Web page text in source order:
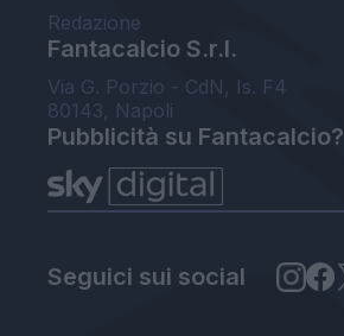
Redazione
Fantacalcio S.r.l.
Via G. Porzio - CdN, Is. F4
80143, Napoli
Pubblicità su Fantacalcio?
Seguici sui social